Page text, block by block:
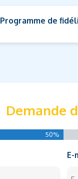
Programme de
Demande
50%
E-